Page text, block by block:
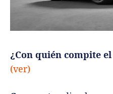
¿Con quién compite el
(ver)